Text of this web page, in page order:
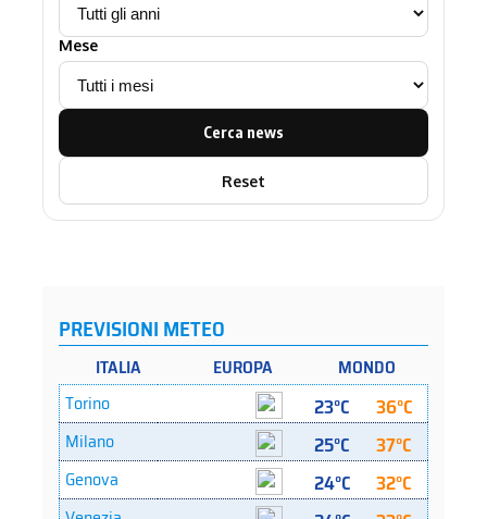
Mese
Cerca news
Reset